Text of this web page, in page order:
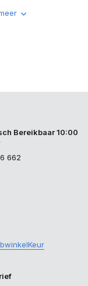
Bereikbaar 10:00
662